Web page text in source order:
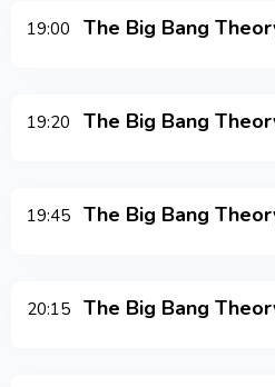
19:00 The Big Bang
19:20 The Big Bang
19:45 The Big Bang
20:15 The Big Bang